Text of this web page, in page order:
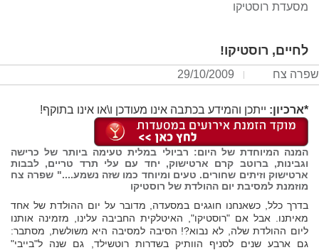
מסעדת רוסטיקו
לחיים, רוסטיקו!
שפרה צח 29/10/2009
*ארכיון: ייתכן והמידע בכתבה אינו מעודכן ו\או אינו בתוקף!
המנה המיוחדת של היום: רביולי במלית טעימה ביותר של כרישה
וגבינות, ברוטב קרם ארטישוק, יחד עם עלי תרד טריים, לבבות
ארטישוק וזיתים שחורים. טעים ומיוחד כמו שזה נשמע...." שפרה צח
מוזמנת למסיבת יום ההולדת של רוסטיקו
בדרך כלל, כשאנחנו חוגגים במסעדה, מדובר על יום ההולדת של אחד
מאיתנו. אבל אם "רוסטיקו", האיטלקית החביבה עלינו, מזמינה אותנו
ליום ההולדת שלה, לא נבוא?! הסיבה למסיבה היא משולשת, מסתבר:
גם ארבע שנים לסניף הוותיק בשדרות רוטשילד, גם שנה ל"בייבי"